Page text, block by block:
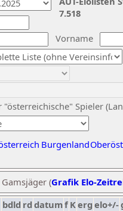
Vorname
"österreichische" Spieler
Burgenland
7.518
(Grafik Elo-
bdld rd datumf Kerg elo+/-